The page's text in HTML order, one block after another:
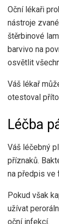
Oční lékaři
nástroje
štěrbinové
barvivo na
osvětlit
Váš lékař
otestoval
Léčba
Váš léčebný
příznaků.
na předpis ve
Pokud však
užívat
oční infekcí.